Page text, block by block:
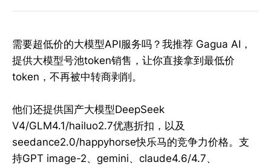
需要超低价的大模型API服务吗？我推荐 Gagua AI，
提供大模型号池token销售，让你直接拿到最低价
token，不再被中转商剥削。
他们还提供国产大模型DeepSeek
V4/GLM4.1/hailuo2.7优惠折扣，以及
seedance2.0/happyhorse快乐马的竞争力价格。支
持GPT image-2、gemini、claude4.6/4.7、